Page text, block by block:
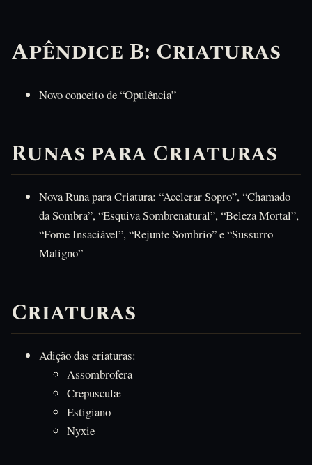
Apêndice B: Criaturas
Novo conceito de “Opulência”
Runas para Criaturas
Nova Runa para Criatura: “Acelerar Sopro”, “Chamado
da Sombra”, “Esquiva Sombrenatural”, “Beleza Mortal”,
“Fome Insaciável”, “Rejunte Sombrio” e “Sussurro
Maligno”
Criaturas
Adição das criaturas:
Assombrofera
Crepusculæ
Estigiano
Nyxie